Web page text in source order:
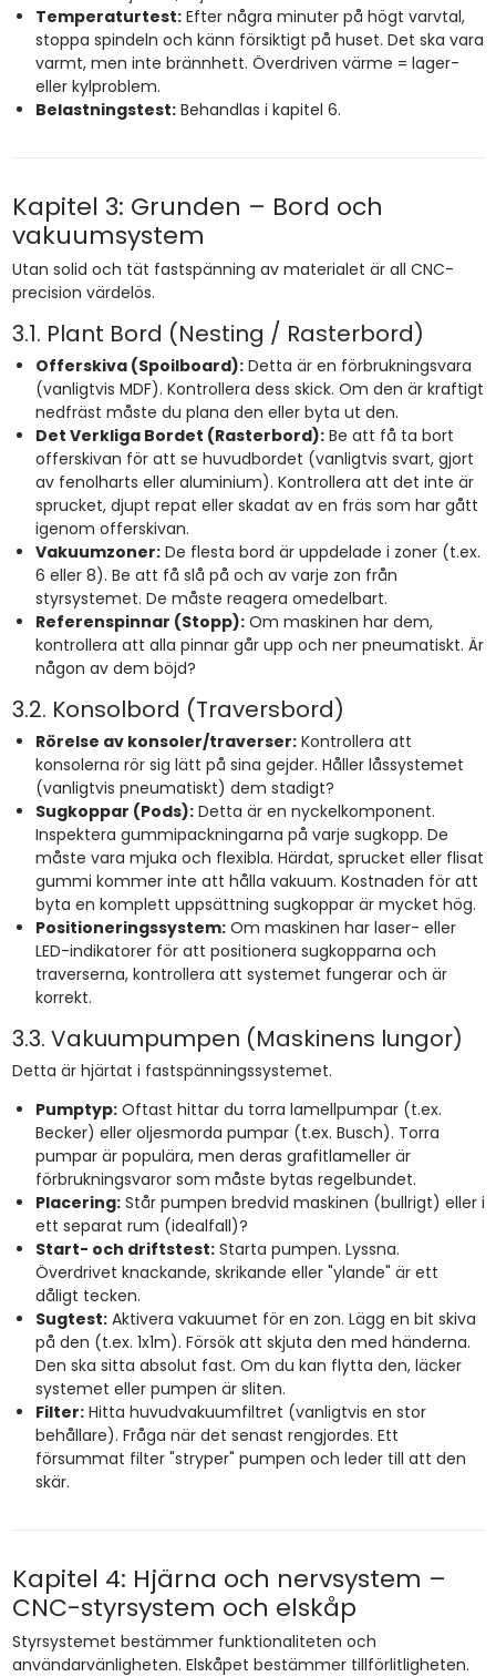
Temperaturtest:Efter några minuter på högt varvtal,
stoppa spindeln och känn försiktigt på huset. Det ska vara
varmt, men inte brännhett. Överdriven värme = lager-
eller kylproblem.
Belastningstest:Behandlas i kapitel 6.
Kapitel 3: Grunden – Bord och
vakuumsystem
Utan solid och tät fastspänning av materialet är all CNC-
precision värdelös.
3.1. Plant Bord (Nesting / Rasterbord)
Offerskiva (Spoilboard):Detta är en förbrukningsvara
(vanligtvis MDF). Kontrollera dess skick. Om den är kraftigt
nedfräst måste du plana den eller byta ut den.
Det Verkliga Bordet (Rasterbord):Be att få ta bort
offerskivan för att se huvudbordet (vanligtvis svart, gjort
av fenolharts eller aluminium). Kontrollera att det inte är
sprucket, djupt repat eller skadat av en fräs som har gått
igenom offerskivan.
Vakuumzoner:De flesta bord är uppdelade i zoner (t.ex.
6 eller 8). Be att få slå på och av varje zon från
styrsystemet. De måste reagera omedelbart.
Referenspinnar (Stopp):Om maskinen har dem,
kontrollera att alla pinnar går upp och ner pneumatiskt. Är
någon av dem böjd?
3.2. Konsolbord (Traversbord)
Rörelse av konsoler/traverser:Kontrollera att
konsolerna rör sig lätt på sina gejder. Håller låssystemet
(vanligtvis pneumatiskt) dem stadigt?
Sugkoppar (Pods):Detta är en nyckelkomponent.
Inspektera gummipackningarna på varje sugkopp. De
måste vara mjuka och flexibla. Härdat, sprucket eller flisat
gummi kommer inte att hålla vakuum. Kostnaden för att
byta en komplett uppsättning sugkoppar är mycket hög.
Positioneringssystem:Om maskinen har laser- eller
LED-indikatorer för att positionera sugkopparna och
traverserna, kontrollera att systemet fungerar och är
korrekt.
3.3. Vakuumpumpen (Maskinens lungor)
Detta är hjärtat i fastspänningssystemet.
Pumptyp:Oftast hittar du torra lamellpumpar (t.ex.
Becker) eller oljesmorda pumpar (t.ex. Busch). Torra
pumpar är populära, men deras grafitlameller är
förbrukningsvaror som måste bytas regelbundet.
Placering:Står pumpen bredvid maskinen (bullrigt) eller i
ett separat rum (idealfall)?
Start- och driftstest:Starta pumpen. Lyssna.
Överdrivet knackande, skrikande eller "ylande" är ett
dåligt tecken.
Sugtest:Aktivera vakuumet för en zon. Lägg en bit skiva
på den (t.ex. 1x1m). Försök att skjuta den med händerna.
Den ska sitta absolut fast. Om du kan flytta den, läcker
systemet eller pumpen är sliten.
Filter:Hitta huvudvakuumfiltret (vanligtvis en stor
behållare). Fråga när det senast rengjordes. Ett
försummat filter "stryper" pumpen och leder till att den
skär.
Kapitel 4: Hjärna och nervsystem –
CNC-styrsystem och elskåp
Styrsystemet bestämmer funktionaliteten och
användarvänligheten. Elskåpet bestämmer tillförlitligheten.